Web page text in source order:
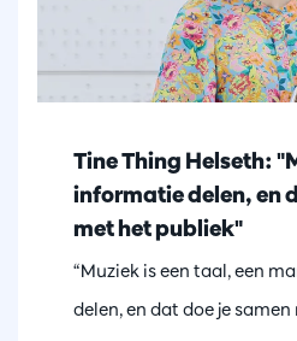
Tine Thing Helseth:
informatie delen, en
met het publiek"
“Muziek is een taal, een
delen, en dat doe je